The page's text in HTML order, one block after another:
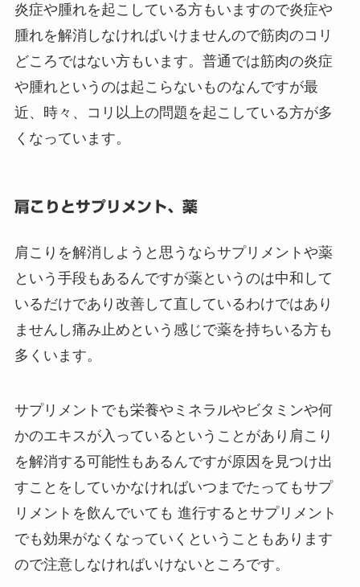
炎症や腫れを起こしている方もいますので炎症や
腫れを解消しなければいけませんので筋肉のコリ
どころではない方もいます。普通では筋肉の炎症
や腫れというのは起こらないものなんですが最
近、時々、コリ以上の問題を起こしている方が多
くなっています。
肩こりとサプリメント、薬
肩こりを解消しようと思うならサプリメントや薬
という手段もあるんですが薬というのは中和して
いるだけであり改善して直しているわけではあり
ませんし痛み止めという感じで薬を持ちいる方も
多くいます。
サプリメントでも栄養やミネラルやビタミンや何
かのエキスが入っているということがあり肩こり
を解消する可能性もあるんですが原因を見つけ出
すことをしていかなければいつまでたってもサプ
リメントを飲んでいても 進行するとサプリメント
でも効果がなくなっていくということもあります
ので注意しなければいけないところです。